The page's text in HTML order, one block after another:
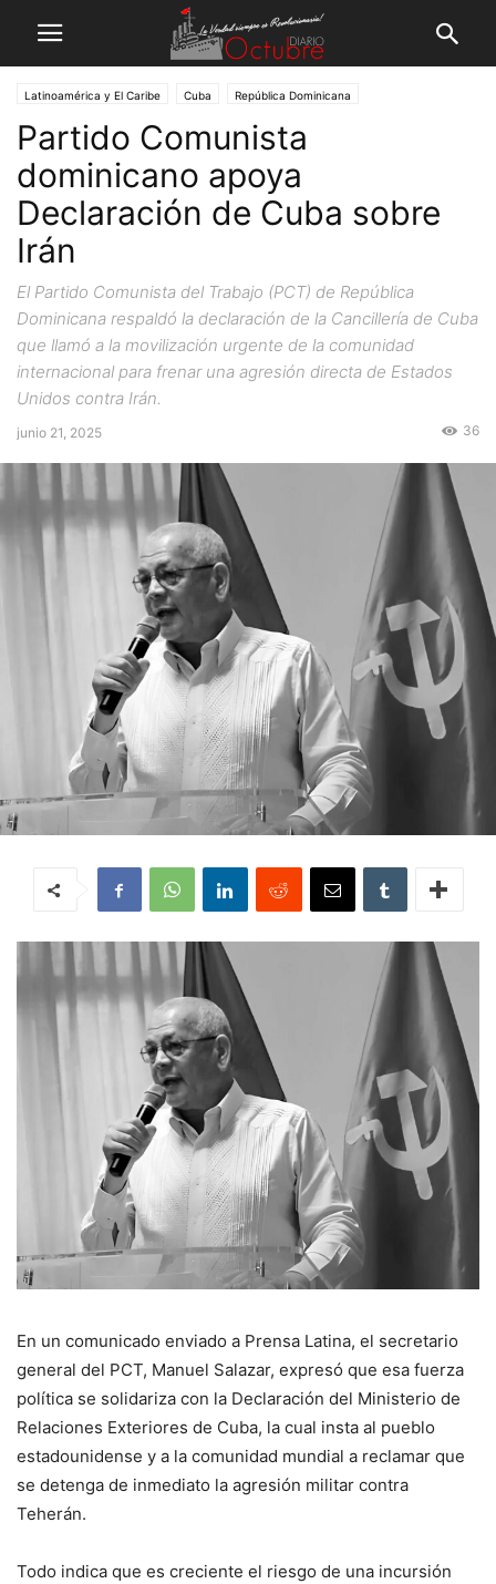
Latinoamérica y El Caribe Cuba República Dominicana
Partido Comunista
dominicano apoya
Declaración de Cuba sobre
Irán
El Partido Comunista del Trabajo (PCT) de República
Dominicana respaldó la declaración de la Cancillería de Cuba
que llamó a la movilización urgente de la comunidad
internacional para frenar una agresión directa de Estados
Unidos contra Irán.
junio 21, 2025 36
En un comunicado enviado a Prensa Latina, el secretario
general del PCT, Manuel Salazar, expresó que esa fuerza
política se solidariza con la Declaración del Ministerio de
Relaciones Exteriores de Cuba, la cual insta al pueblo
estadounidense y a la comunidad mundial a reclamar que
se detenga de inmediato la agresión militar contra
Teherán.
Todo indica que es creciente el riesgo de una incursión